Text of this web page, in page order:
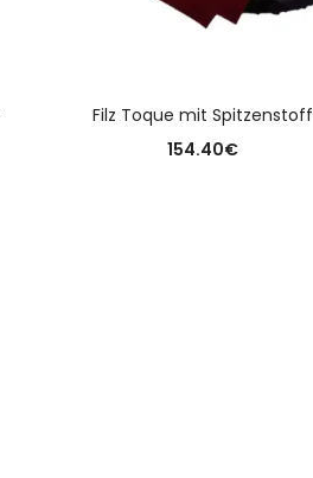
Filz Toque mit Spitzenstoff
154.40€